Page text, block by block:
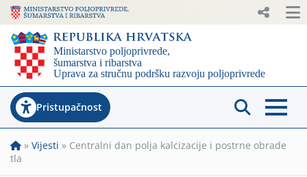
Pristupačnost
» Vijesti » Centralni dan polja kalcizacije i postrne obrade
tla